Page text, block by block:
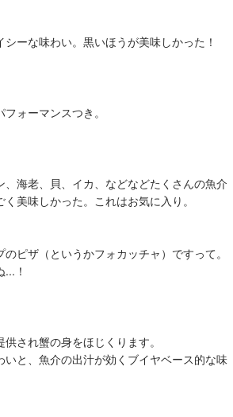
ーな味わい。黒いほうが美味しかった！
ォーマンスつき。
海老、貝、イカ、などなどたくさんの魚介
美味しかった。これはお気に入り。
ピザ（というかフォカッチャ）ですって。
！
され蟹の身をほじくります。
と、魚介の出汁が効くブイヤベース的な味